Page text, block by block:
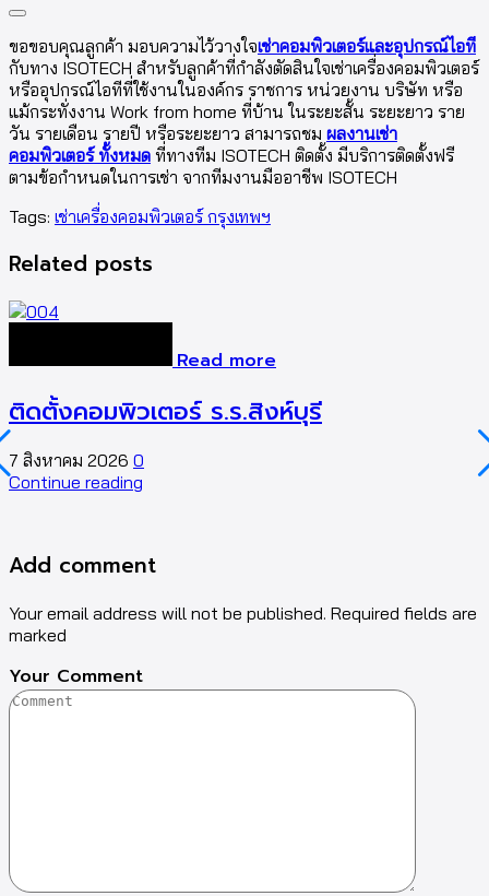
ขอขอบคุณลูกค้า มอบความไว้วางใจเช่าคอมพิวเตอร์และอุปกรณ์ไอที
กับทาง ISOTECH สำหรับลูกค้าที่กำลังตัดสินใจเช่าเครื่องคอมพิวเตอร์
หรืออุปกรณ์ไอทีที่ใช้งานในองค์กร ราชการ หน่วยงาน บริษัท หรือ
แม้กระทั่งงาน Work from home ที่บ้าน ในระยะสั้น ระยะยาว ราย
วัน รายเดือน รายปี หรือระยะยาว สามารถชม ผลงานเช่า
คอมพิวเตอร์ ทั้งหมด ที่ทางทีม ISOTECH ติดตั้ง มีบริการติดตั้งฟรี
ตามข้อกำหนดในการเช่า จากทีมงานมืออาชีพ ISOTECH
Tags: เช่าเครื่องคอมพิวเตอร์ กรุงเทพฯ
Related posts
Read more
ติดตั้งคอมพิวเตอร์ ร.ร.สิงห์บุรี
7 สิงหาคม 2026 0
Continue reading
Add comment
Your email address will not be published. Required fields are
marked
Your Comment